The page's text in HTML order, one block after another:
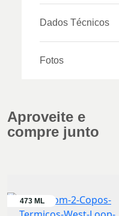
Dados Técnicos
Fotos
Aproveite e
compre junto